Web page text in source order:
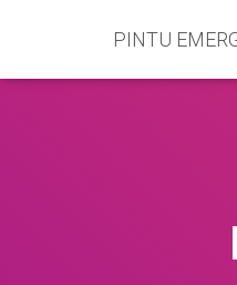
PINTU